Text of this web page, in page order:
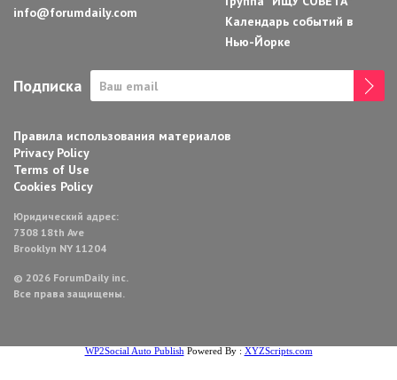
info@forumdaily.com
Календарь событий в
Нью-Йорке
Подписка
Правила использования материалов
Privacy Policy
Terms of Use
Cookies Policy
Юридический адрес:
7308 18th Ave
Brooklyn NY 11204
© 2026 ForumDaily inc.
Все права защищены.
WP2Social Auto Publish Powered By : XYZScripts.com